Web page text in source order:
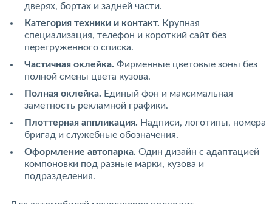
дверях, бортах и задней части.
Категория техники и контакт. Крупная
специализация, телефон и короткий сайт без
перегруженного списка.
Частичная оклейка. Фирменные цветовые зоны без
полной смены цвета кузова.
Полная оклейка. Единый фон и максимальная
заметность рекламной графики.
Плоттерная аппликация. Надписи, логотипы, номера
бригад и служебные обозначения.
Оформление автопарка. Один дизайн с адаптацией
компоновки под разные марки, кузова и
подразделения.